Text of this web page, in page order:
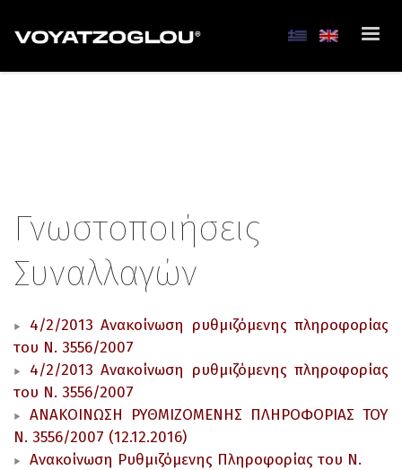
Γνωστοποιήσεις
Συναλλαγών
4/2/2013 Ανακοίνωση ρυθμιζόμενης πληροφορίας
του Ν. 3556/2007
4/2/2013 Ανακοίνωση ρυθμιζόμενης πληροφορίας
του Ν. 3556/2007
ΑΝΑΚΟΙΝΩΣΗ ΡΥΘΜΙΖΟΜΕΝΗΣ ΠΛΗΡΟΦΟΡΙΑΣ ΤΟΥ
Ν. 3556/2007 (12.12.2016)
Ανακοίνωση Ρυθμιζόμενης Πληροφορίας του Ν.